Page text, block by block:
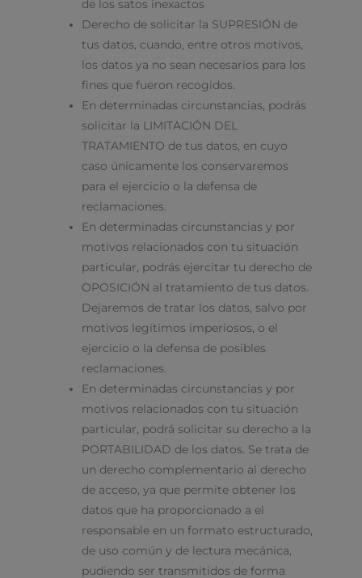
de los satos inexactos
Derecho de solicitar la SUPRESIÓN de
tus datos, cuando, entre otros motivos,
los datos ya no sean necesarios para los
fines que fueron recogidos.
En determinadas circunstancias, podrás
solicitar la LIMITACIÓN DEL
TRATAMIENTO de tus datos, en cuyo
caso únicamente los conservaremos
para el ejercicio o la defensa de
reclamaciones.
En determinadas circunstancias y por
motivos relacionados con tu situación
particular, podrás ejercitar tu derecho de
OPOSICIÓN al tratamiento de tus datos.
Dejaremos de tratar los datos, salvo por
motivos legítimos imperiosos, o el
ejercicio o la defensa de posibles
reclamaciones.
En determinadas circunstancias y por
motivos relacionados con tu situación
particular, podrá solicitar su derecho a la
PORTABILIDAD de los datos. Se trata de
un derecho complementario al derecho
de acceso, ya que permite obtener los
datos que ha proporcionado a el
responsable en un formato estructurado,
de uso común y de lectura mecánica,
pudiendo ser transmitidos de forma